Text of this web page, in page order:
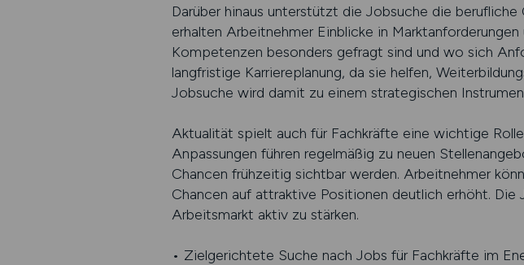
Darüber hinaus unterstützt die Jobsuche die
erhalten Arbeitnehmer Einblicke in
Kompetenzen besonders gefragt sind und wo sich
langfristige Karriereplanung, da sie helfen,
Jobsuche wird damit zu einem strategischen
Aktualität spielt auch für Fachkräfte eine wichtige
Anpassungen führen regelmäßig zu neuen
Chancen frühzeitig sichtbar werden. Arbeitnehmer
Chancen auf attraktive Positionen deutlich erhöht.
Arbeitsmarkt aktiv zu stärken.
• Zielgerichtete Suche nach Jobs für Fachkräfte im